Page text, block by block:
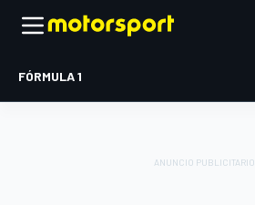
FÓRMULA 1